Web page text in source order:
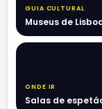
GUIA CULTURAL
Museus de
ONDE IR
Salas de